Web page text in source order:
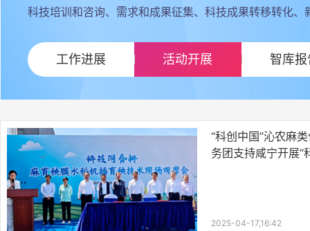
科技培训和咨询、需求和成果征集、科技成果转移转化
工作进展 活动开展 智库报
“科创中国”沁农麻
务团支持咸宁开展“
2025-04-17,16:42